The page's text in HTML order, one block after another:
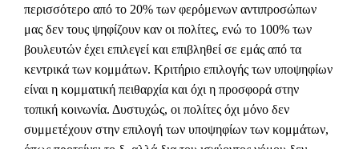
περισσότερο από το 20% των φερόμενων αντιπροσώπων
μας δεν τους ψηφίζουν καν οι πολίτες, ενώ το 100% των
βουλευτών έχει επιλεγεί και επιβληθεί σε εμάς από τα
κεντρικά των κομμάτων. Κριτήριο επιλογής των υποψηφίων
είναι η κομματική πειθαρχία και όχι η προσφορά στην
τοπική κοινωνία. Δυστυχώς, οι πολίτες όχι μόνο δεν
συμμετέχουν στην επιλογή των υποψηφίων των κομμάτων,